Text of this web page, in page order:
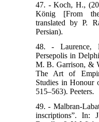
47. - Koch, H.,
König [From
translated by P.
Persian).
48. - Laurence,
Persepolis in
M. B. Garrison, &
The Art of
Studies in Honour
515–563). Peeters.
49. - Malbran-
inscriptions”. In: